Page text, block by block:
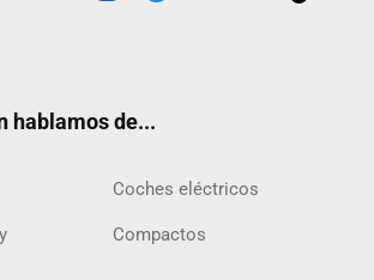
hablamos de...
Coches eléctricos
Compactos